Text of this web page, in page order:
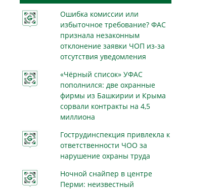
Ошибка комиссии или
избыточное требование? ФАС
признала незаконным
отклонение заявки ЧОП из-за
отсутствия уведомления
«Чёрный список» УФАС
пополнился: две охранные
фирмы из Башкирии и Крыма
сорвали контракты на 4,5
миллиона
Гострудинспекция привлекла к
ответственности ЧОО за
нарушение охраны труда
Ночной снайпер в центре
Перми: неизвестный